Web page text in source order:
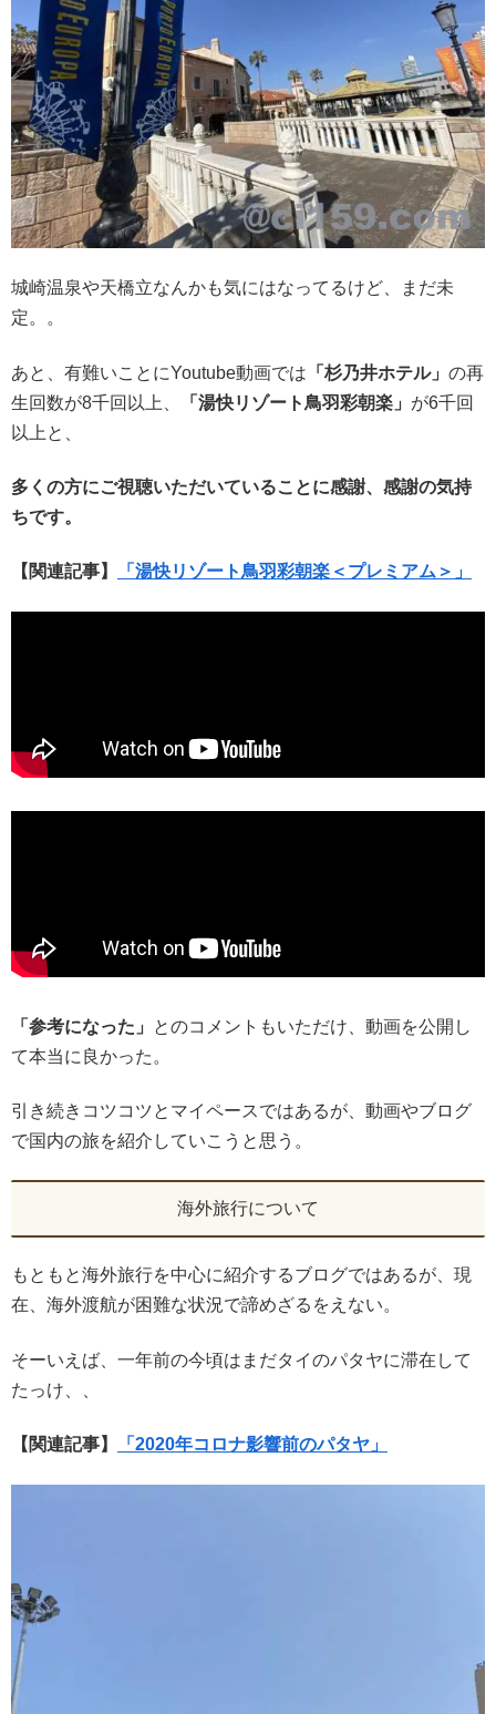
城崎温泉や天橋立なんかも気にはなってるけど、まだ未
定。。
あと、有難いことにYoutube動画では 「杉乃井ホテル」 の再
生回数が8千回以上、
「湯快リゾート鳥羽彩朝楽」 が6千回
以上と、
多くの方にご視聴いただいていることに感謝、感謝の気持
ちです。
【関連記事】 「湯快リゾート鳥羽彩朝楽＜プレミアム＞」
「参考になった」
とのコメントもいただけ、動画を公開し
て本当に良かった。
引き続きコツコツとマイペースではあるが、動画やブログ
で国内の旅を紹介していこうと思う。
海外旅行について
もともと海外旅行を中心に紹介するブログではあるが、現
在、海外渡航が困難な状況で諦めざるをえない。
そーいえば、一年前の今頃はまだタイのパタヤに滞在して
たっけ、、
【関連記事】 「2020年コロナ影響前のパタヤ」